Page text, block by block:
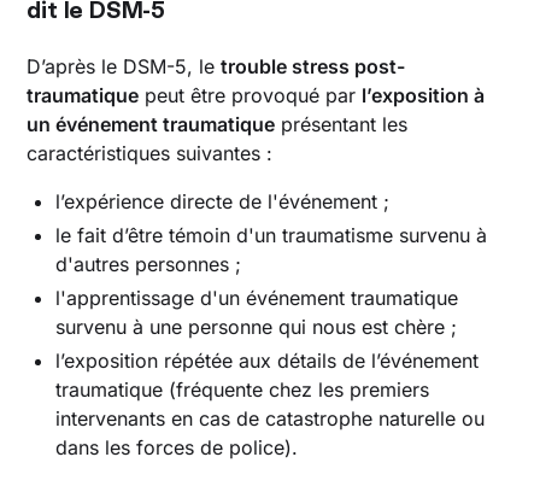
dit le DSM-5
D’après le DSM-5, letrouble stress post-
traumatique peut être provoqué par l’exposition à
un événement traumatique présentant les
caractéristiques suivantes :
l’expérience directe de l'événement ;
le fait d’être témoin d'un traumatisme survenu à
d'autres personnes ;
l'apprentissage d'un événement traumatique
survenu à une personne qui nous est chère ;
l’exposition répétée aux détails de l’événement
traumatique (fréquente chez les premiers
intervenants en cas de catastrophe naturelle ou
dans les forces de police).